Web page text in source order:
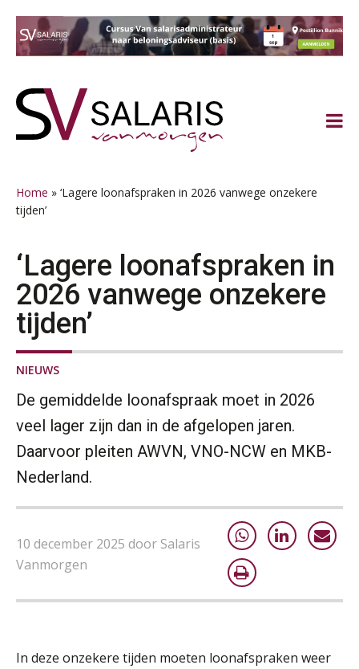
naar
hoofdnavigatie
naar
hoofd
naar
eerste
naar
voettekst
Home » ‘Lagere loonafspraken in 2026 vanwege onzekere
tijden’
‘Lagere loonafspraken in
2026 vanwege onzekere
tijden’
NIEUWS
De gemiddelde loonafspraak moet in 2026
veel lager zijn dan in de afgelopen jaren.
Daarvoor pleiten AWVN, VNO-NCW en MKB-
Nederland.
10 december 2025 door Salaris
Vanmorgen
In deze onzekere tijden moeten loonafspraken weer
11
AUG
AUG
Markus Verbeek Praehep
17
AUG
Module Arbeidsrecht en Sociale Zekerheid VPS
20
Module Loonheffingen PDL
Markus Verbeek Praehep
AUG
Module Loonheffingen VPS
Markus Verbeek Praehep
AUG
MOCuitgevers